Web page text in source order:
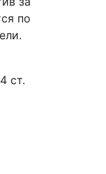
по
ст.